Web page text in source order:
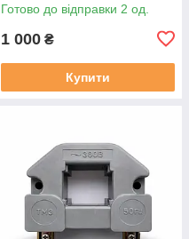
Готово до відправки 2 од.
1 000 ₴
Купити